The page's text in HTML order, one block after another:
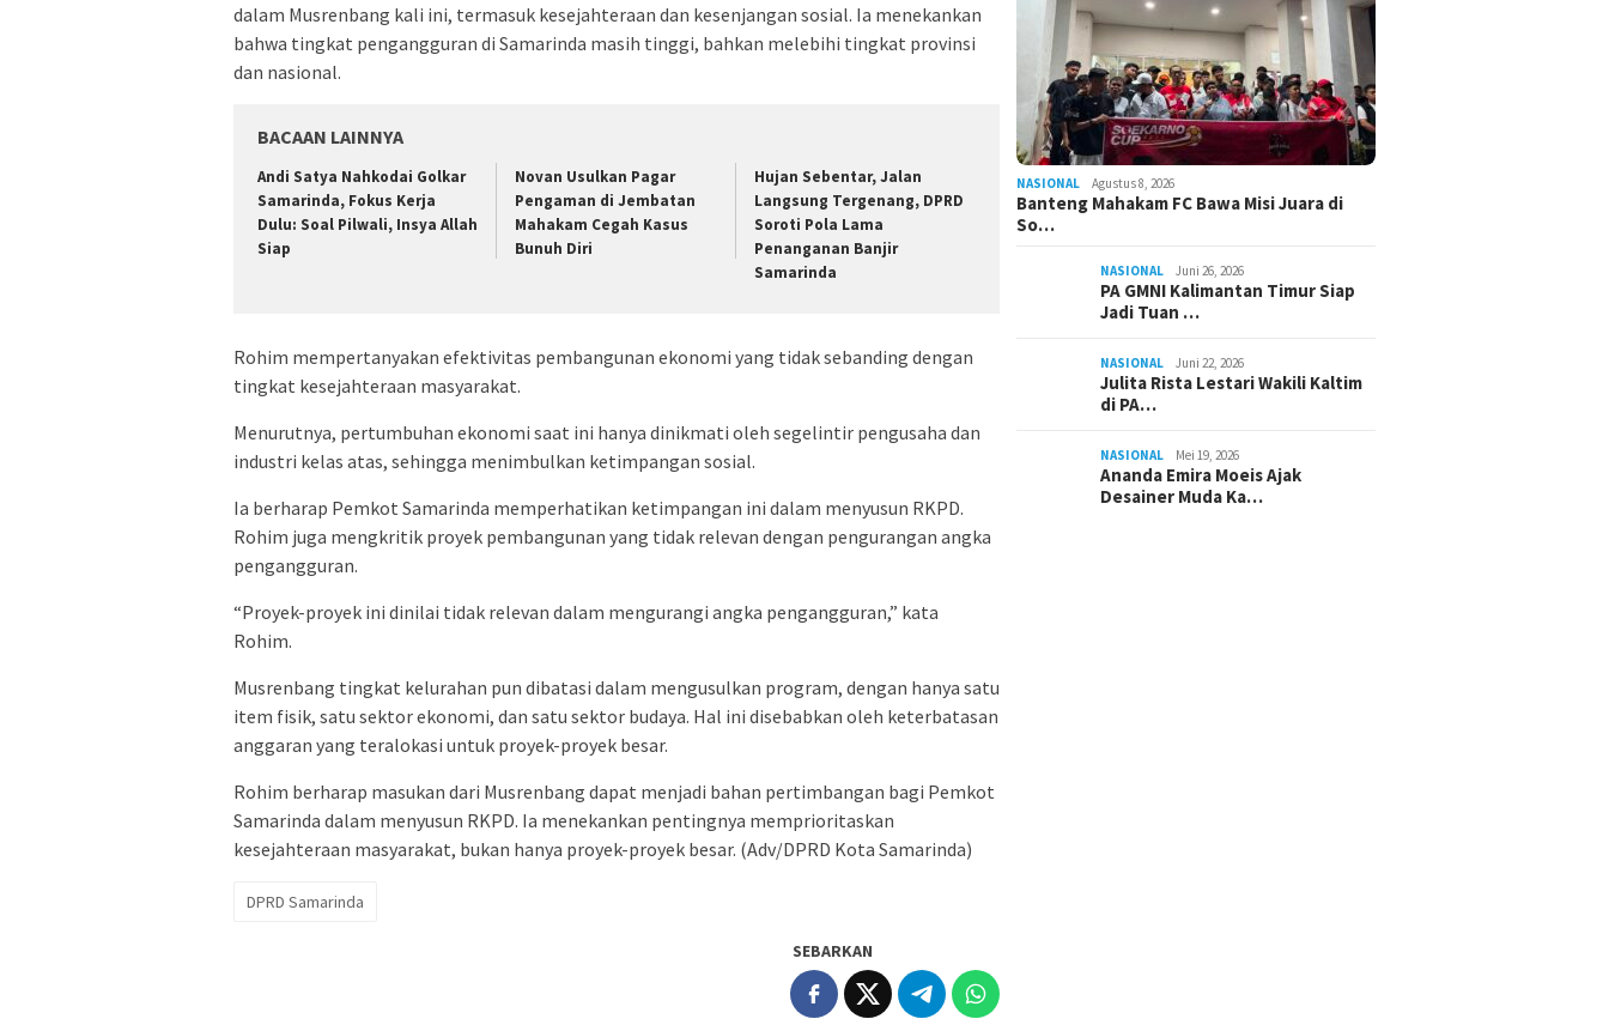
dalam Musrenbang kali ini, termasuk kesejahteraan dan kesenjangan sosial. Ia menekankan
bahwa tingkat pengangguran di Samarinda masih tinggi, bahkan melebihi tingkat provinsi
dan nasional.
BACAAN LAINNYA
Andi Satya Nahkodai Golkar
Samarinda, Fokus Kerja
Dulu: Soal Pilwali, Insya Allah
Siap
Novan Usulkan Pagar
Pengaman di Jembatan
Mahakam Cegah Kasus
Bunuh Diri
Hujan Sebentar, Jalan
Langsung Tergenang, DPRD
Soroti Pola Lama
Penanganan Banjir
Samarinda
Rohim mempertanyakan efektivitas pembangunan ekonomi yang tidak sebanding dengan
tingkat kesejahteraan masyarakat.
Menurutnya, pertumbuhan ekonomi saat ini hanya dinikmati oleh segelintir pengusaha dan
industri kelas atas, sehingga menimbulkan ketimpangan sosial.
Ia berharap Pemkot Samarinda memperhatikan ketimpangan ini dalam menyusun RKPD.
Rohim juga mengkritik proyek pembangunan yang tidak relevan dengan pengurangan angka
pengangguran.
“Proyek-proyek ini dinilai tidak relevan dalam mengurangi angka pengangguran,” kata
Rohim.
Musrenbang tingkat kelurahan pun dibatasi dalam mengusulkan program, dengan hanya satu
item fisik, satu sektor ekonomi, dan satu sektor budaya. Hal ini disebabkan oleh keterbatasan
anggaran yang teralokasi untuk proyek-proyek besar.
Rohim berharap masukan dari Musrenbang dapat menjadi bahan pertimbangan bagi Pemkot
Samarinda dalam menyusun RKPD. Ia menekankan pentingnya memprioritaskan
kesejahteraan masyarakat, bukan hanya proyek-proyek besar. (Adv/DPRD Kota Samarinda)
DPRD Samarinda
SEBARKAN
NASIONAL Agustus 8, 2026
Banteng Mahakam FC Bawa Misi Juara di
So…
NASIONAL Juni 26, 2026
PA GMNI Kalimantan Timur Siap
Jadi Tuan …
NASIONAL Juni 22, 2026
Julita Rista Lestari Wakili Kaltim
di PA…
NASIONAL Mei 19, 2026
Ananda Emira Moeis Ajak
Desainer Muda Ka…